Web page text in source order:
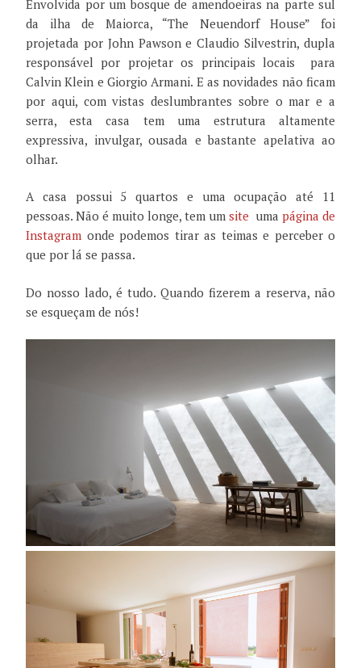
Envolvida por um bosque de amendoeiras na parte sul
da ilha de Maiorca, “The Neuendorf House” foi
projetada por John Pawson e Claudio Silvestrin, dupla
responsável por projetar os principais locais
para
Calvin Klein e Giorgio Armani. E as novidades não ficam
por aqui, com vistas deslumbrantes sobre o mar e a
serra, esta casa tem uma estrutura altamente
expressiva, invulgar, ousada e bastante apelativa ao
olhar.
A casa possui 5 quartos e uma ocupação até 11
pessoas. Não é muito longe, tem um site uma página de
Instagram onde podemos tirar as teimas e perceber o
que por lá se passa.
Do nosso lado, é tudo. Quando fizerem a reserva, não
se esqueçam de nós!